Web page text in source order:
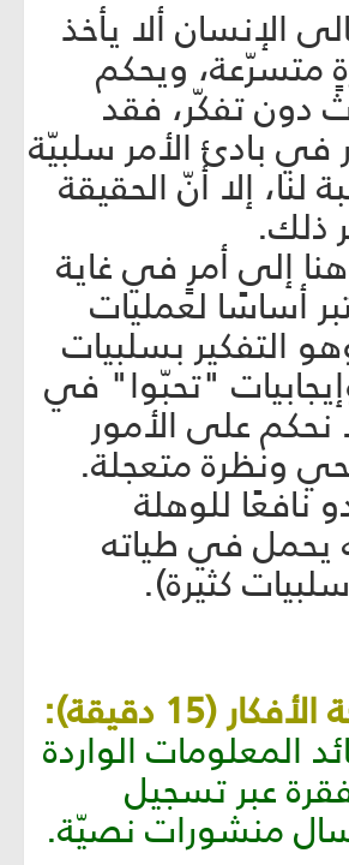
الإنسان ألا يأخذ
متسرّعة، ويحكم
دون تفكّر، فقد
في بادئ الأمر سلبيّة
لنا، إلا أنّ الحقيقة
ذلك.
إلى أمرٍ في غاية
أساسًا لعمليات
التفكير بسلبيات
"تحبّوا" في
نحكم على الأمور
ونظرة متعجلة.
نافعًا للوهلة
يحمل في طياته
كثيرة).
(15 دقيقة):
المعلومات الواردة
عبر تسجيل
منشورات نصيّة.